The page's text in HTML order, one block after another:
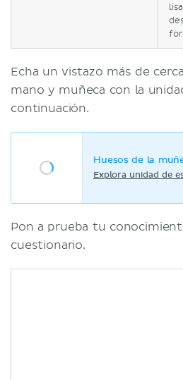
Echa un vistazo más de
mano y muñeca con la
continuación.
Huesos de la
Explora unidad de
Pon a prueba tu
cuestionario.